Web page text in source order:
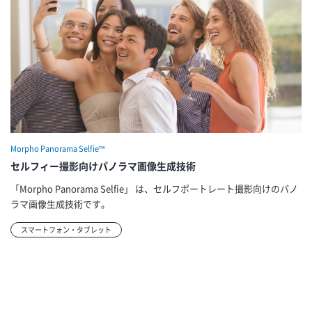
Morpho Panorama Selfie™
セルフィー撮影向けパノラマ画像生成技術
「Morpho Panorama Selfie」 は、セルフポートレート撮影向けのパノ
ラマ画像生成技術です。
スマートフォン・タブレット